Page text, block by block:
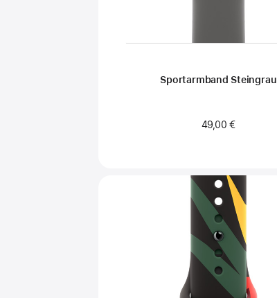
Sportarmband Steingrau
49,00 €